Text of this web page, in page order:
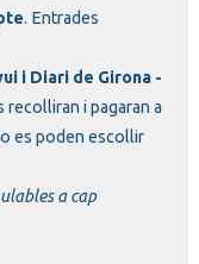
. Entrades
i Diari de Girona -
recolliran i pagaran a
es poden escollir
a cap